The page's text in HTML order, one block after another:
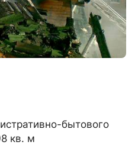
бытового
кв. м